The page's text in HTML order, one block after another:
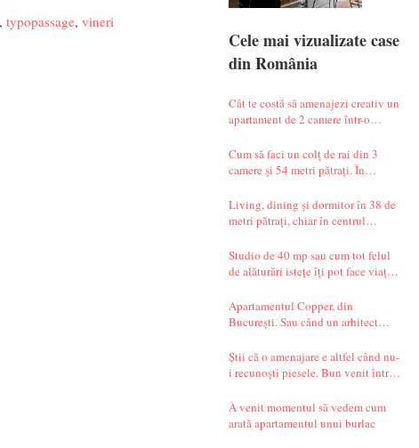
Cele mai vizualizate case
din România
Cât te costă să amenajezi creativ un
apartament de 2 camere într-o
Cum să faci un colț de rai din 3
camere și 54 metri pătrați. În
Living, dining și dormitor în 38 de
metri pătrați, chiar în centrul
care te transportă departe, spre țările
nordice.
Studio de 40 mp sau cum tot felul
de alăturări istețe îți pot face viața
Apartamentul Copper, din
București. Sau când un arhitect
Știi că o amenajare e altfel când nu-
i recunoști piesele. Bun venit într-
A venit momentul să vedem cum
arată apartamentul unui burlac
typopassage, vineri